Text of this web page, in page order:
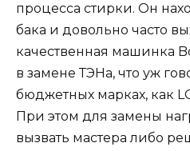
процесса стирки. Он
бака и довольно часто
качественная машинка
в замене ТЭНа, что уж
бюджетных марках, как
При этом для замены
вызвать мастера либо